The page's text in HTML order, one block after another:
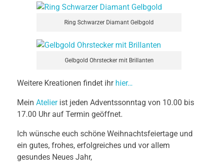
Ring Schwarzer Diamant Gelbgold
Gelbgold Ohrstecker mit Brillanten
Weitere Kreationen findet ihr hier…
Mein Atelierist jeden Adventssonntag von 10.00 bis
17.00 Uhr auf Termin geöffnet.
Ich wünsche euch schöne Weihnachtsfeiertage und
ein gutes, frohes, erfolgreiches und vor allem
gesundes Neues Jahr,